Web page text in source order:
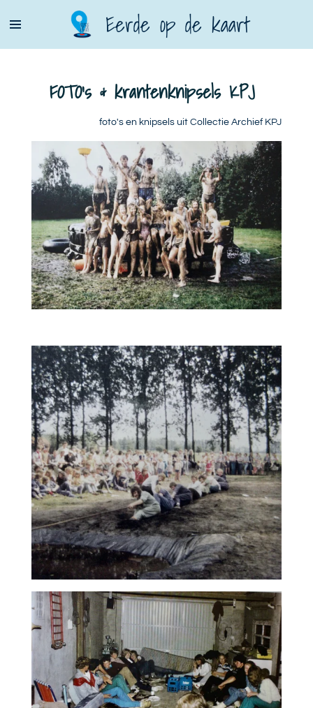
direct
naar
hoofdinhoud
Eerde op de kaart
FOTO's & krantenknipsels KPJ
foto's en knipsels uit Collectie Archief KPJ